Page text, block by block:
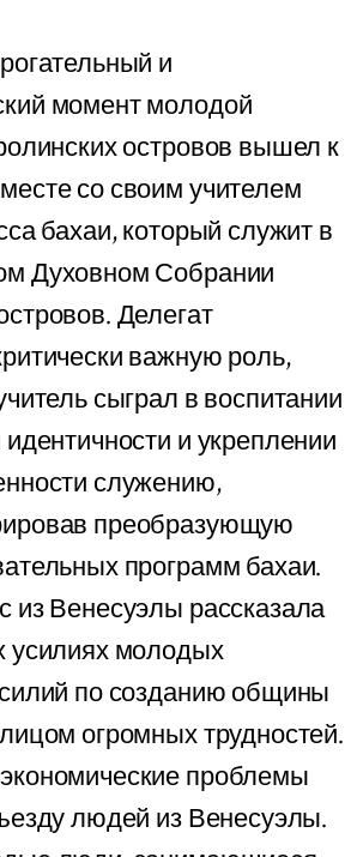
и
момент молодой
островов вышел к
со своим учителем
бахаи, который служит в
Духовном Собрании
Делегат
важную роль,
сыграл в воспитании
и укреплении
служению,
преобразующую
программ бахаи.
из Венесуэлы рассказала
усилиях молодых
по созданию общины
огромных трудностей.
проблемы
людей из Венесуэлы.